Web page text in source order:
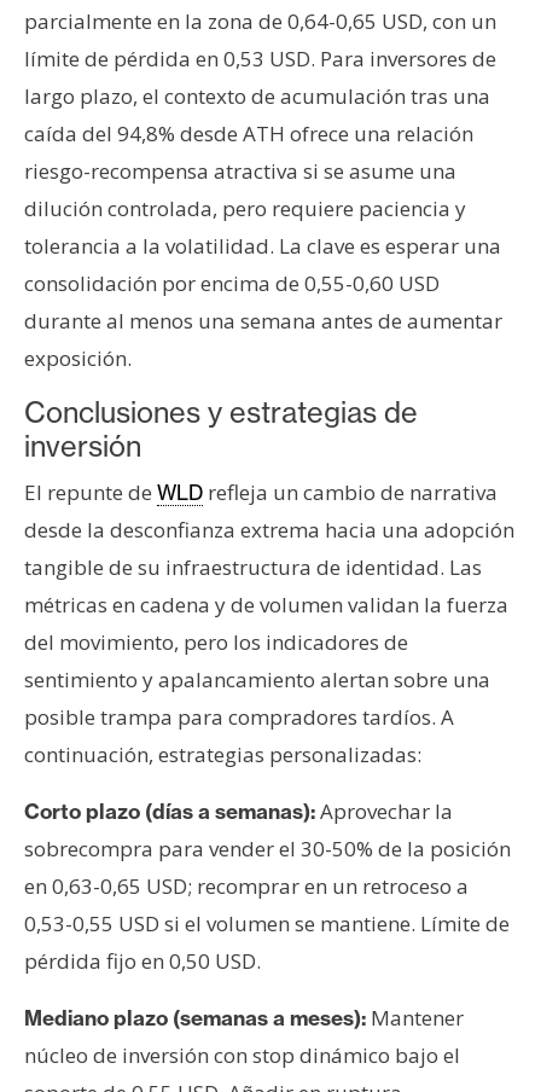
parcialmente en la zona de 0,64-0,65 USD, con un
límite de pérdida en 0,53 USD. Para inversores de
largo plazo, el contexto de acumulación tras una
caída del 94,8% desde ATH ofrece una relación
riesgo-recompensa atractiva si se asume una
dilución controlada, pero requiere paciencia y
tolerancia a la volatilidad. La clave es esperar una
consolidación por encima de 0,55-0,60 USD
durante al menos una semana antes de aumentar
exposición.
Conclusiones y estrategias de
inversión
El repunte de WLD refleja un cambio de narrativa
desde la desconfianza extrema hacia una adopción
tangible de su infraestructura de identidad. Las
métricas en cadena y de volumen validan la fuerza
del movimiento, pero los indicadores de
sentimiento y apalancamiento alertan sobre una
posible trampa para compradores tardíos. A
continuación, estrategias personalizadas:
Corto plazo (días a semanas):Aprovechar la
sobrecompra para vender el 30-50% de la posición
en 0,63-0,65 USD; recomprar en un retroceso a
0,53-0,55 USD si el volumen se mantiene. Límite de
pérdida fijo en 0,50 USD.
Mediano plazo (semanas a meses): Mantener
núcleo de inversión con stop dinámico bajo el